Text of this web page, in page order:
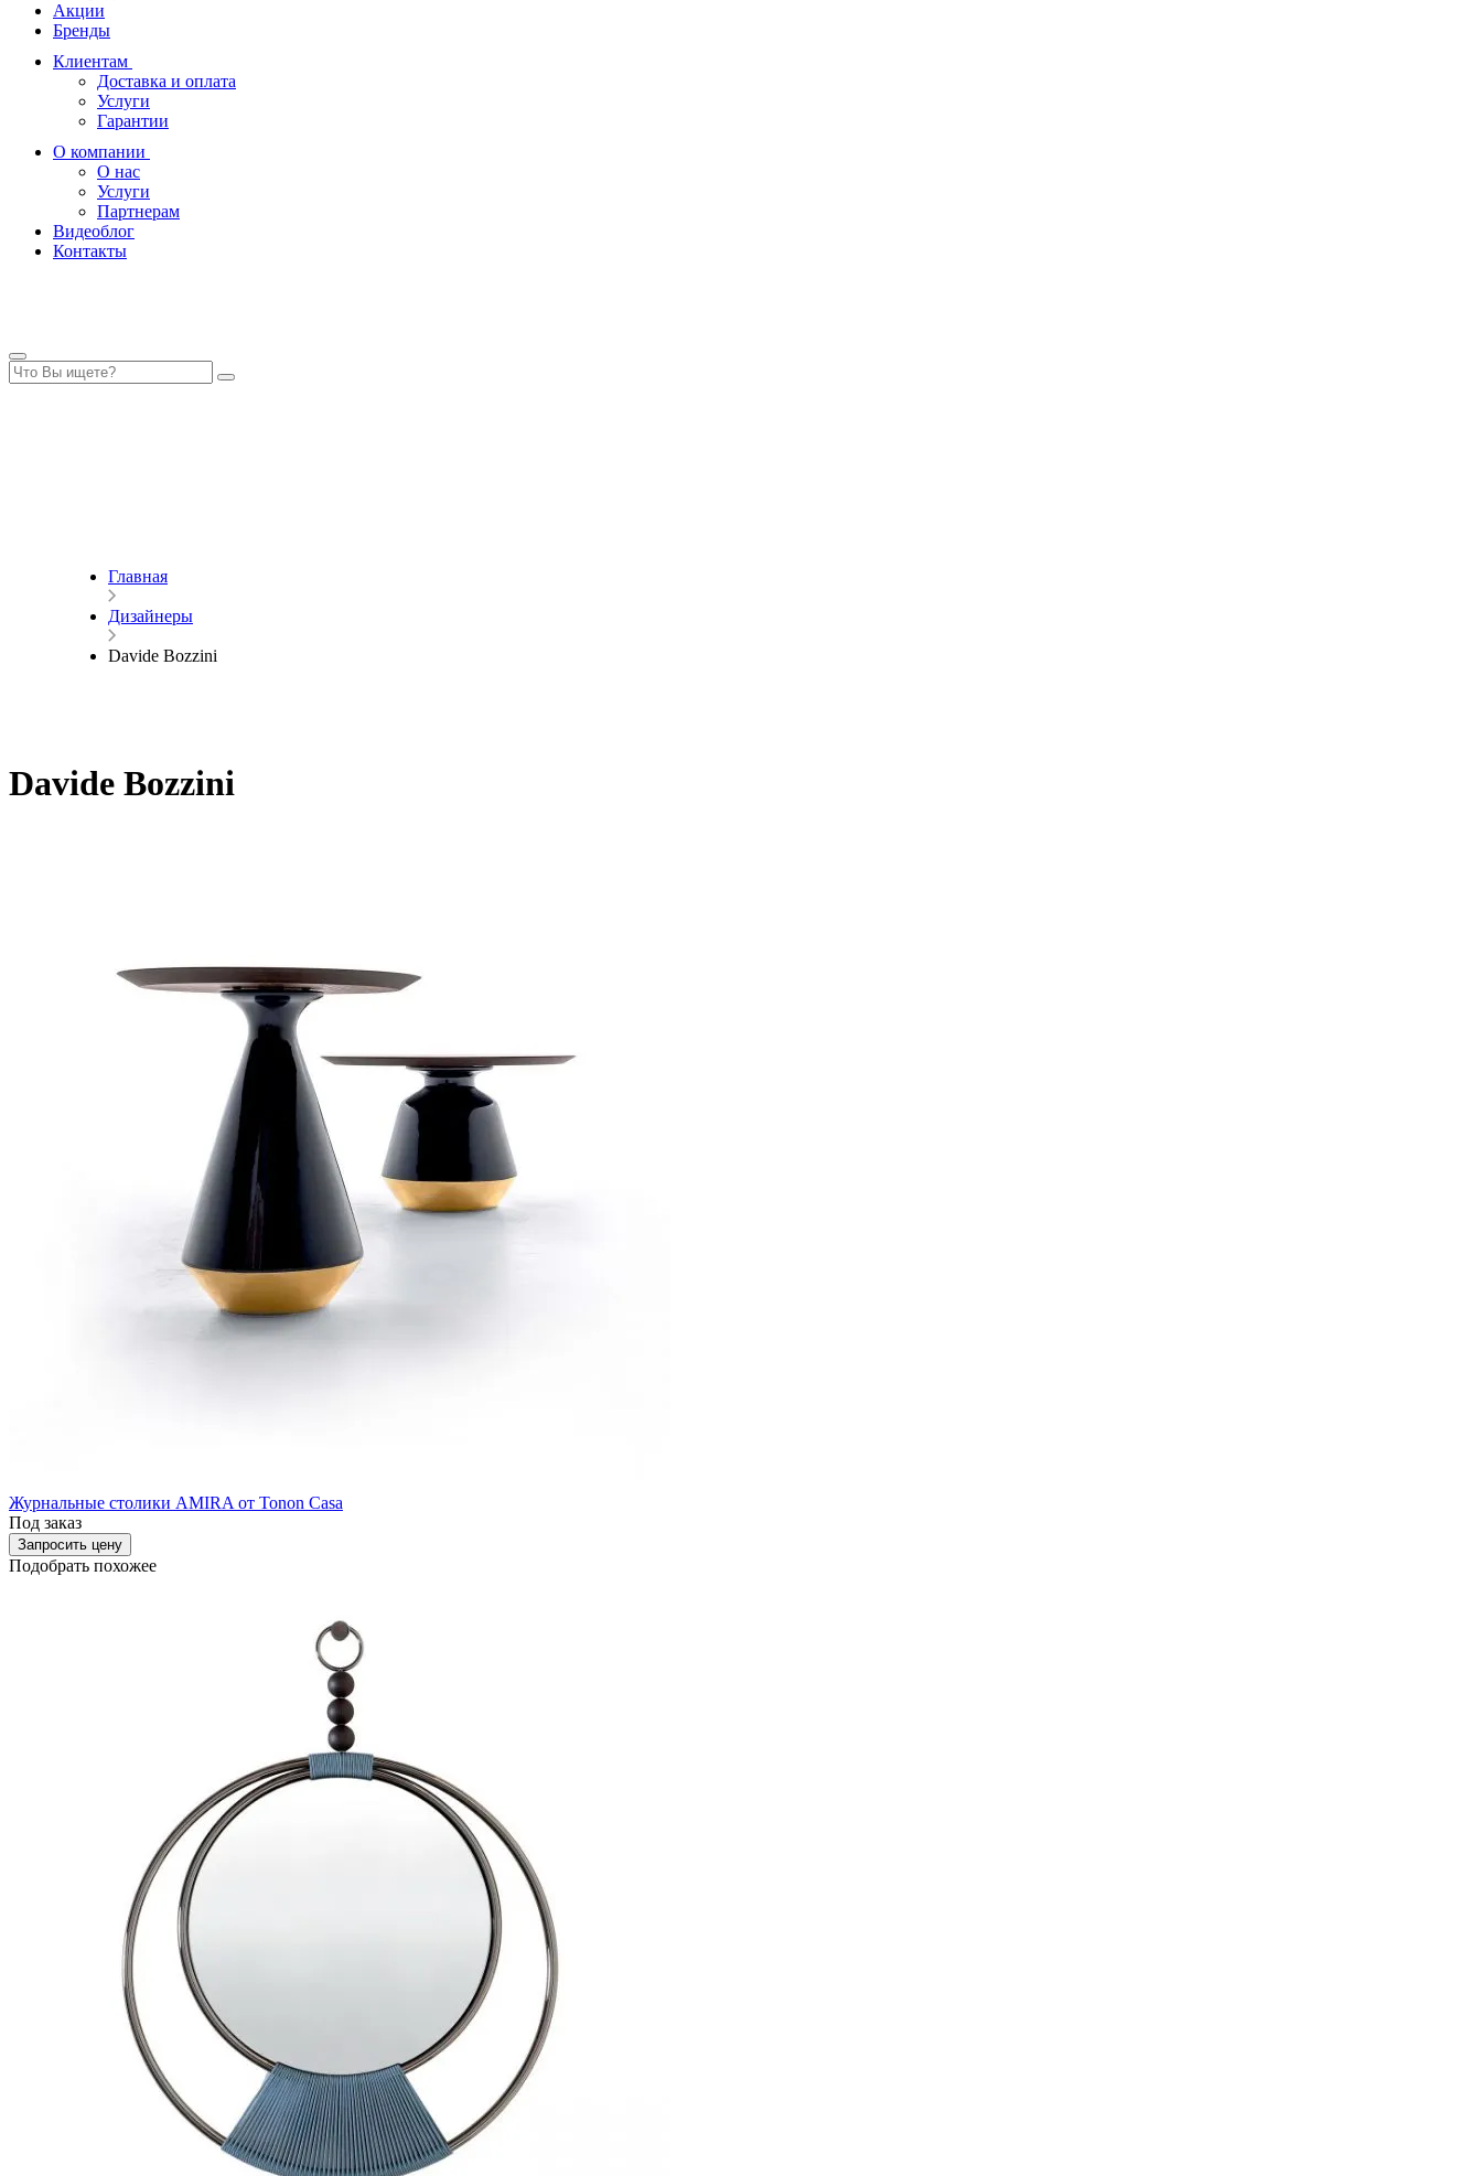
Акции
Бренды
Клиентам
Доставка и оплата
Услуги
Гарантии
О компании
О нас
Услуги
Партнерам
Видеоблог
Контакты
Главная
Дизайнеры
Davide Bozzini
Davide Bozzini
Журнальные столики AMIRA от Tonon Casa
Под заказ
Запросить цену
Подобрать похожее